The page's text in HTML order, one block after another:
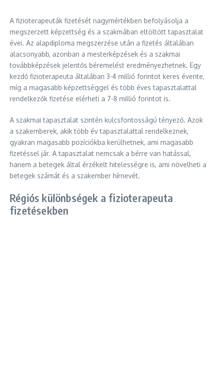
A fizioterapeuták fizetését nagymértékben befolyásolja a
megszerzett képzettség és a szakmában eltöltött tapasztalat
évei. Az alapdiploma megszerzése után a fizetés általában
alacsonyabb, azonban a mesterképzések és a szakmai
továbbképzések jelentős béremelést eredményezhetnek. Egy
kezdő fizioterapeuta általában 3-4 millió forintot keres évente,
míg a magasabb képzettséggel és több éves tapasztalattal
rendelkezők fizetése elérheti a 7-8 millió forintot is.
A szakmai tapasztalat szintén kulcsfontosságú tényező. Azok
a szakemberek, akik több év tapasztalattal rendelkeznek,
gyakran magasabb pozíciókba kerülhetnek, ami magasabb
fizetéssel jár. A tapasztalat nemcsak a bérre van hatással,
hanem a betegek által érzékelt hitelességre is, ami növelheti a
betegek számát és a szakember hírnevét.
Régiós különbségek a fizioterapeuta
fizetésekben